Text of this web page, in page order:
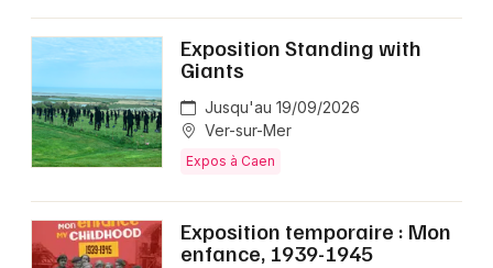
Exposition Standing with
Giants
Jusqu'au 19/09/2026
Ver-sur-Mer
Expos à Caen
Exposition temporaire : Mon
enfance, 1939-1945